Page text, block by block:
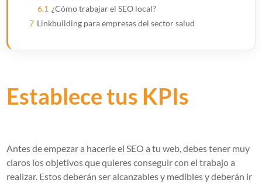
6.1 ¿Cómo trabajar el SEO local?
7 Linkbuilding para empresas del sector salud
Establece tus KPIs
Antes de empezar a hacerle el SEO a tu web, debes tener muy
claros los objetivos que quieres conseguir con el trabajo a
realizar. Estos deberán ser alcanzables y medibles y deberán ir